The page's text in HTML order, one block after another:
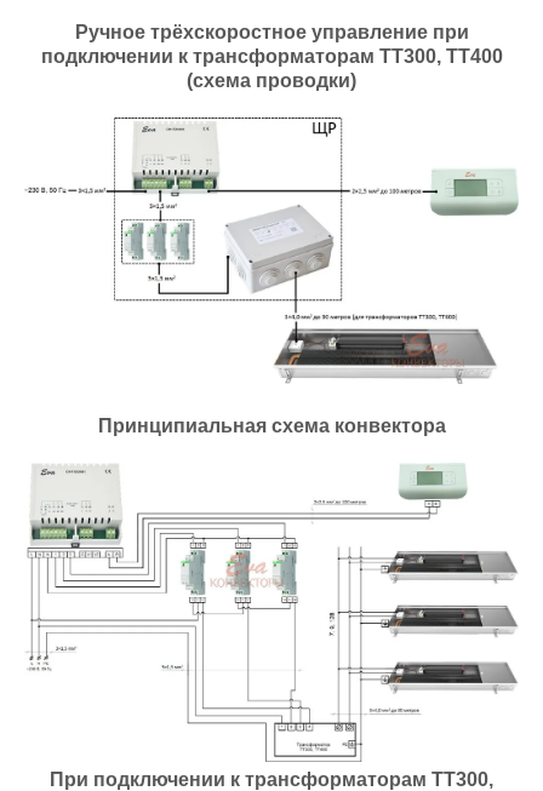
Ручное трёхскоростное управление при
подключении к трансформаторам ТТ300, ТТ400
(схема проводки)
Принципиальная схема конвектора
При подключении к трансформаторам ТТ300,